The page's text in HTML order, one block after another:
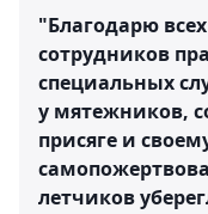
"Благодарю
сотрудников
специальных
у мятежников,
присяге и
летчиков